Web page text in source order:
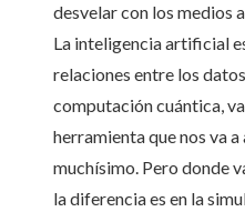
desvelar con los medios
La inteligencia artificial
relaciones entre los
computación cuántica,
herramienta que nos va a
muchísimo. Pero donde
la diferencia es en la